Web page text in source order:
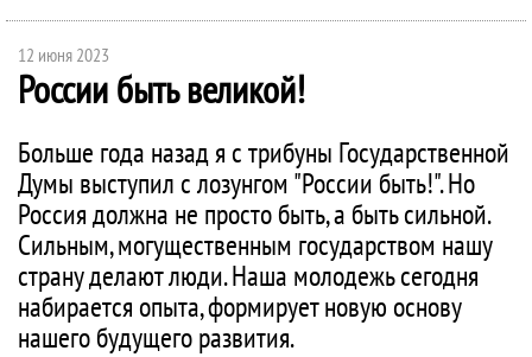
12 июня 2023
России быть великой!
Больше года назад я с трибуны Государственной
Думы выступил с лозунгом "России быть!". Но
Россия должна не просто быть, а быть сильной.
Сильным, могущественным государством нашу
страну делают люди. Наша молодежь сегодня
набирается опыта, формирует новую основу
нашего будущего развития.